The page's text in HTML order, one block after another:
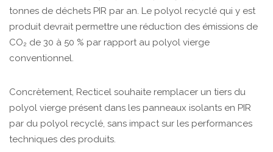
tonnes de déchets PIR par an. Le polyol recyclé qui y est
produit devrait permettre une réduction des émissions de
CO₂ de 30 à 50 % par rapport au polyol vierge
conventionnel.
Concrètement, Recticel souhaite remplacer un tiers du
polyol vierge présent dans les panneaux isolants en PIR
par du polyol recyclé, sans impact sur les performances
techniques des produits.